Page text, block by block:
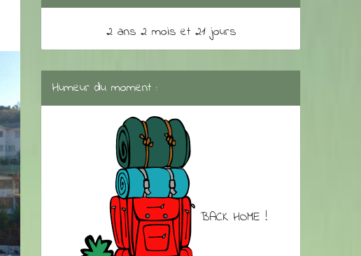
2 ans 2 mois et 21 jours
Humeur du moment :
BACK HOME !